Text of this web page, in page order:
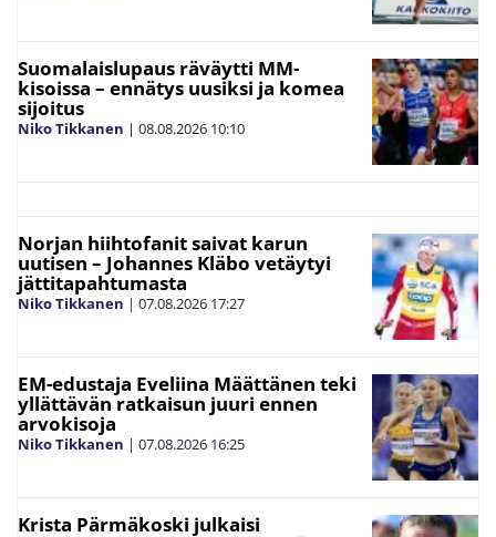
Suomalaislupaus räväytti MM-
kisoissa – ennätys uusiksi ja komea
sijoitus
Niko Tikkanen | 08.08.2026 10:10
Norjan hiihtofanit saivat karun
uutisen – Johannes Kläbo vetäytyi
jättitapahtumasta
Niko Tikkanen | 07.08.2026 17:27
EM-edustaja Eveliina Määttänen teki
yllättävän ratkaisun juuri ennen
arvokisoja
Niko Tikkanen | 07.08.2026 16:25
Krista Pärmäkoski julkaisi